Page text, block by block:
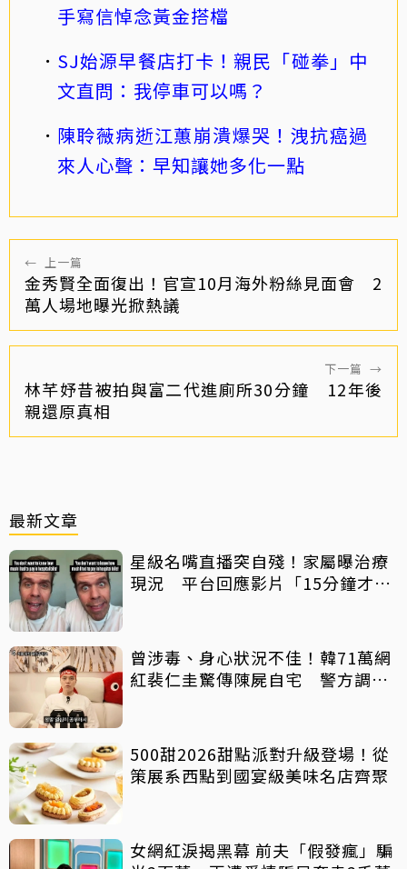
手寫信悼念黃金搭檔
SJ始源早餐店打卡！親民「碰拳」中
文直問：我停車可以嗎？
陳聆薇病逝江蕙崩潰爆哭！洩抗癌過
來人心聲：早知讓她多化一點
← 上一篇
金秀賢全面復出！官宣10月海外粉絲見面會 2
萬人場地曝光掀熱議
下一篇 →
林芊妤昔被拍與富二代進廁所30分鐘 12年後
親還原真相
最新文章
星級名嘴直播突自殘！家屬曝治療
現況 平台回應影片「15分鐘才下
曾涉毒、身心狀況不佳！韓71萬網
紅裴仁圭驚傳陳屍自宅 警方調查
500甜2026甜點派對升級登場！從
策展系西點到國宴級美味名店齊聚
女網紅淚揭黑幕 前夫「假發瘋」騙